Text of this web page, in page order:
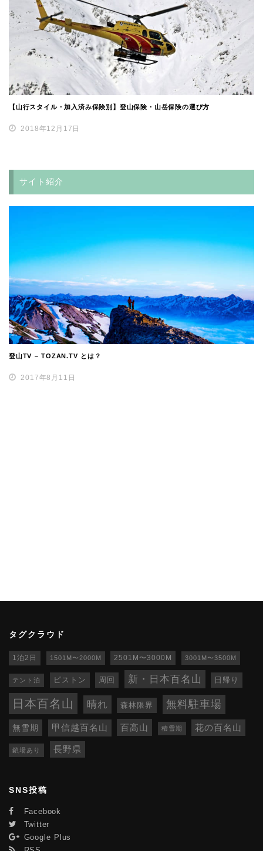
【山行スタイル・加入済み保険別】登山保険・山岳保険の選び方
2018年12月17日
サイト紹介
登山TV – TOZAN.TV とは？
2017年8月11日
タグクラウド
1泊2日 1501M〜2000M 2501M〜3000M 3001M〜3500M
テント泊 ピストン 周回 新・日本百名山 日帰り
日本百名山 晴れ 森林限界 無料駐車場
無雪期 甲信越百名山 百高山 積雪期 花の百名山
鎖場あり 長野県
SNS投稿
Facebook
Twitter
Google Plus